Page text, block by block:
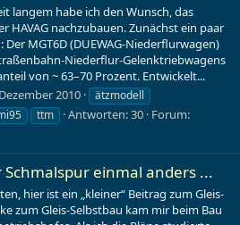
langem habe ich den Wunsch, das
HAVAG nachzubauen. Zunächst ein paar
MGT6D (DUEWAG-Niederflurwagen)
Niederflur-Gelenktriebwagens
von ~ 63–70 Prozent. Entwickelt...
2010
ätzmodell
ttm Antworten: 30 Forum:
Schmalspur einmal anders ...
hier ist ein „kleiner“ Beitrag zum Gleis-
zum Gleis-Selbstbau kam mir beim Bau